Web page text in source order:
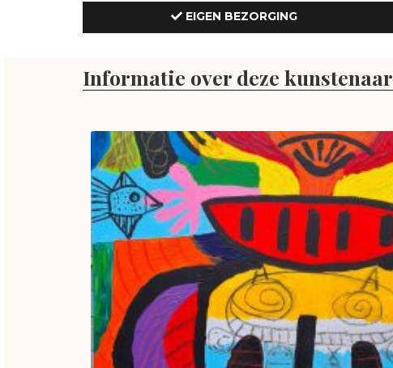
EIGEN BEZORGING
Informatie over deze kunstenaar